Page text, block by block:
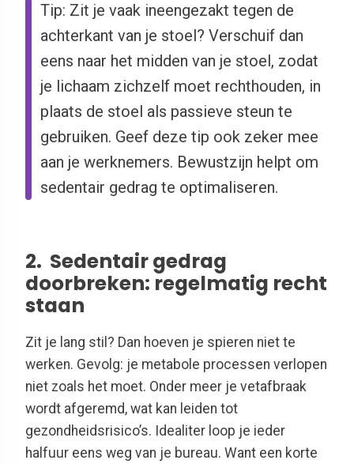
Tip: Zit je vaak ineengezakt tegen de
achterkant van je stoel? Verschuif dan
eens naar het midden van je stoel, zodat
je lichaam zichzelf moet rechthouden, in
plaats de stoel als passieve steun te
gebruiken. Geef deze tip ook zeker mee
aan je werknemers. Bewustzijn helpt om
sedentair gedrag te optimaliseren.
2. Sedentair gedrag
doorbreken: regelmatig recht
staan
Zit je lang stil? Dan hoeven je spieren niet te
werken. Gevolg: je metabole processen verlopen
niet zoals het moet. Onder meer je vetafbraak
wordt afgeremd, wat kan leiden tot
gezondheidsrisico’s. Idealiter loop je ieder
halfuur eens weg van je bureau. Want een korte